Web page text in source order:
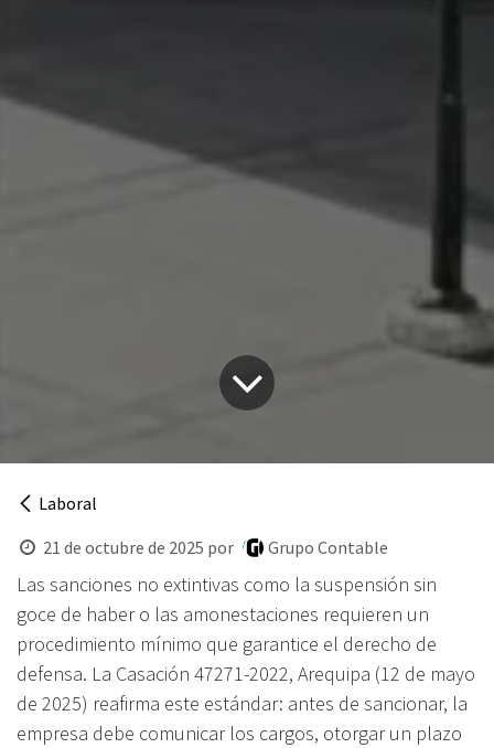
Laboral
21 de octubre de 2025 por Grupo Contable
Las sanciones no extintivas como la suspensión sin
goce de haber o las amonestaciones requieren un
procedimiento mínimo que garantice el derecho de
defensa. La Casación 47271-2022, Arequipa (12 de mayo
de 2025) reafirma este estándar: antes de sancionar, la
empresa debe comunicar los cargos, otorgar un plazo